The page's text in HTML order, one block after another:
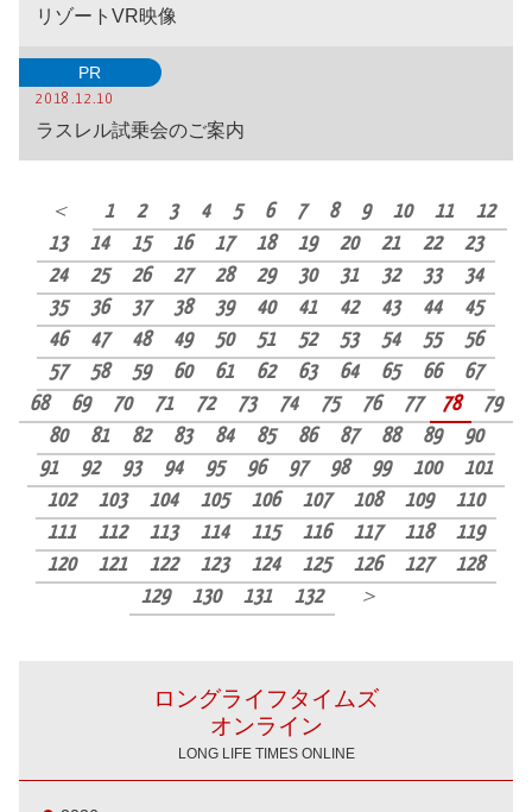
リゾートVR映像
PR
2018.12.10
ラスレル試乗会のご案内
＜ 1 2 3 4 5 6 7 8 9 10 11
12
13
14 15 16 17 18 19 20 21 22
23
24
25 26 27 28 29 30 31 32 33
34
35
36 37 38 39 40 41 42 43 44
45
46
47 48 49 50 51 52 53 54 55
56
57
58 59 60 61 62 63 64 65 66
67
68
69 70 71 72 73 74 75 76 77 78
79
80
81 82 83 84 85 86 87 88 89
90
91
92 93 94 95 96 97 98 99 100
101
102
103 104 105 106 107 108 109
110
111
112 113 114 115 116 117 118
119
120
121 122 123 124 125 126 127
128
129
130 131 132 ＞
ロングライフタイムズ
オンライン
LONG LIFE TIMES ONLINE